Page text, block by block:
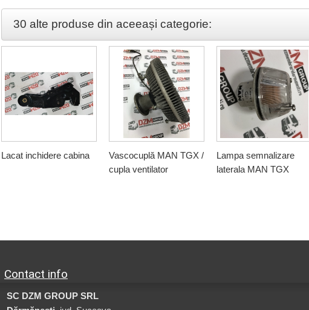
30 alte produse din aceeași categorie:
Lacat inchidere cabina
Vascocuplă MAN TGX /
cupla ventilator
Lampa semnalizare
laterala MAN TGX
Contact info
SC DZM GROUP SRL